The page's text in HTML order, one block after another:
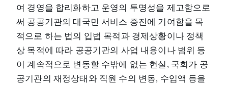
여 경영을 합리화하고 운영의 투명성을 제고함으로
써 공공기관의 대국민 서비스 증진에 기여함을 목
적으로 하는 법의 입법 목적과 경제상황이나 정책
상 목적에 따라 공공기관의 사업 내용이나 범위 등
이 계속적으로 변동할 수밖에 없는 현실, 국회가 공
공기관의 재정상태와 직원 수의 변동, 수입액 등을